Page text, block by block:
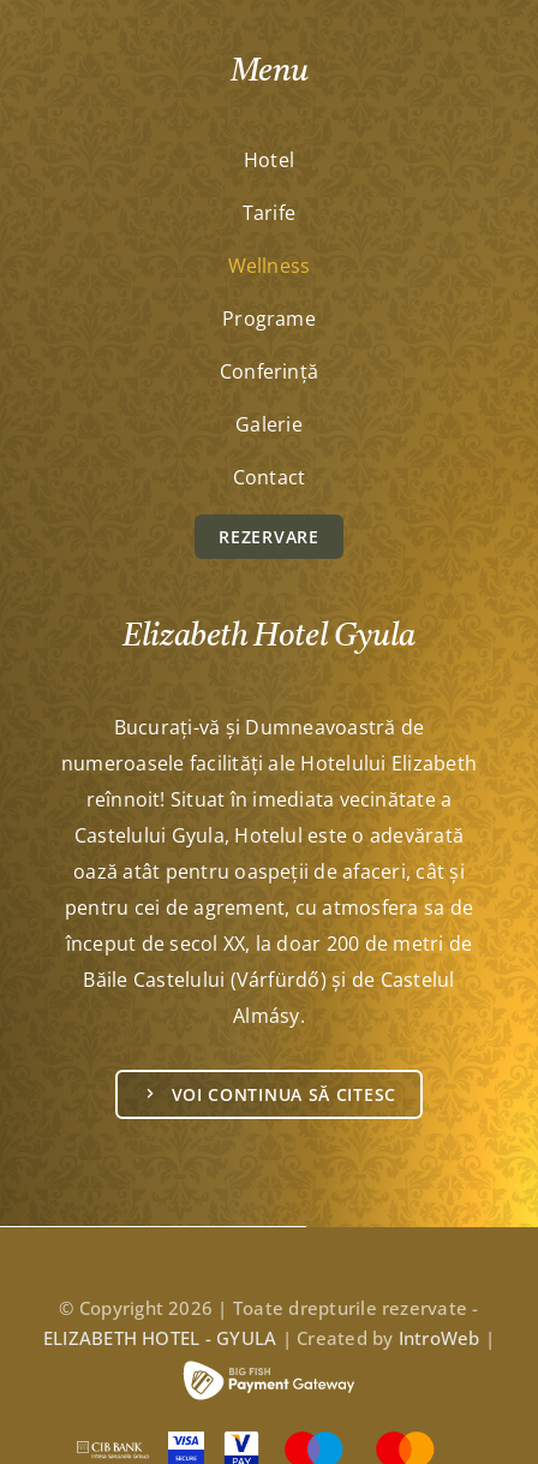
Menu
Hotel
Tarife
Wellness
Programe
Conferinţă
Galerie
Contact
REZERVARE
Elizabeth Hotel Gyula
Bucurați-vă și Dumneavoastră de
numeroasele facilități ale Hotelului Elizabeth
reînnoit! Situat în imediata vecinătate a
Castelului Gyula, Hotelul este o adevărată
oază atât pentru oaspeții de afaceri, cât și
pentru cei de agrement, cu atmosfera sa de
început de secol XX, la doar 200 de metri de
Băile Castelului (Várfürdő) și de Castelul
Almásy.
VOI CONTINUA SĂ CITESC
© Copyright 2026 | Toate drepturile rezervate -
ELIZABETH HOTEL - GYULA | Created by IntroWeb |